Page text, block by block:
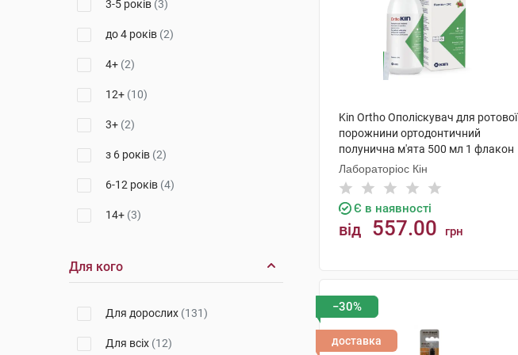
3-5 років (3)
до 4 років (2)
4+ (2)
12+ (10)
3+ (2)
з 6 років (2)
6-12 років (4)
14+ (3)
4-8 років
Для кого
Для дорослих (131)
Для всіх (12)
Kin Ortho Ополіскувач для ротової
порожнини ортодонтичний
полунична м'ята 500 мл 1 флакон
Лабораторіос Кін
Є в наявності
від 557.00 грн
−30%
доставка